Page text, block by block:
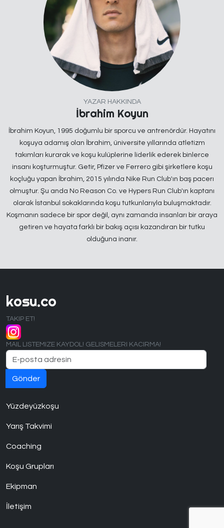
YAZAR HAKKINDA
İbrahim Koyun
İbrahim Koyun, 1995 doğumlu bir sporcu ve antrenördür. Hayatını
koşuya adamış olan İbrahim, üniversite yıllarında atletizm
takımları kurarak ve koşu kulüplerine liderlik ederek binlerce
insanı koşturmuştur. Getir, Pfizer ve Ferrero gibi şirketlere koşu
koçluğu yapan İbrahim, 2015 yılında Nike Run Club'ın baş pacerı
olmuştur. Şu anda No Reason Co. ve Hypers Run Club'ın kaptanı
olarak İstanbul sokaklarında koşu tutkunlarıyla buluşmaktadır.
Koşmanın sadece bir spor değil, aynı zamanda insanları bir araya
getiren ve hayata farklı bir bakış açısı kazandıran bir tutku
olduğuna inanır.
kosu.co
TAKIP ET!
MAIL LISTEMIZE KAYDOL! GELISMELERI KACIRMA!
Yüzdeyüzkoşu
Yarış Takvimi
Coaching
Koşu Grupları
Ekipman
İletişim